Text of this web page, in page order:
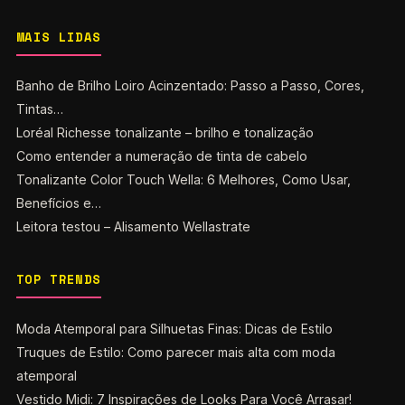
MAIS LIDAS
Banho de Brilho Loiro Acinzentado: Passo a Passo, Cores,
Tintas…
Loréal Richesse tonalizante – brilho e tonalização
Como entender a numeração de tinta de cabelo
Tonalizante Color Touch Wella: 6 Melhores, Como Usar,
Benefícios e…
Leitora testou – Alisamento Wellastrate
TOP TRENDS
Moda Atemporal para Silhuetas Finas: Dicas de Estilo
Truques de Estilo: Como parecer mais alta com moda
atemporal
Vestido Midi: 7 Inspirações de Looks Para Você Arrasar!